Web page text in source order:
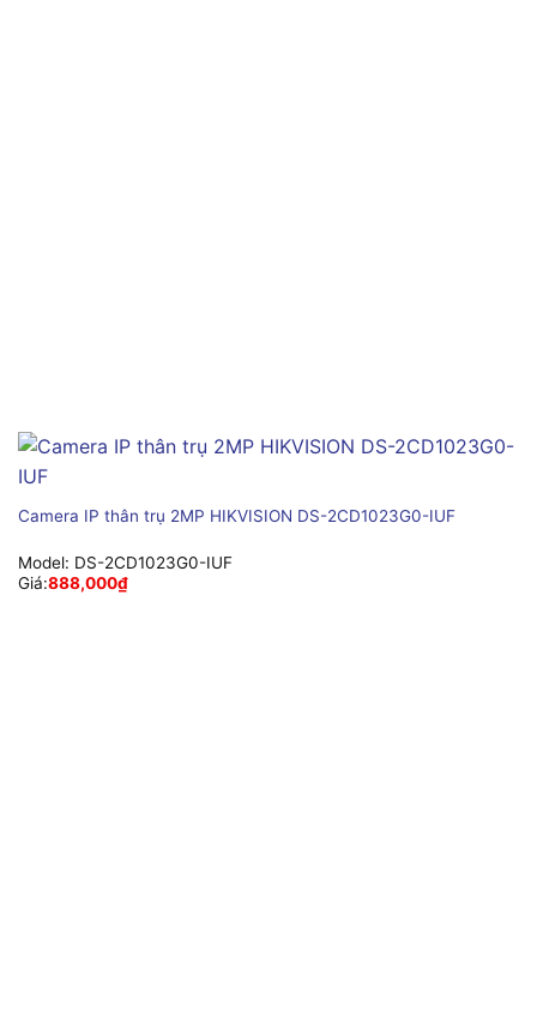
Camera IP thân trụ 2MP HIKVISION DS-2CD1023G0-IUF
Model: DS-2CD1023G0-IUF
Giá:888,000₫